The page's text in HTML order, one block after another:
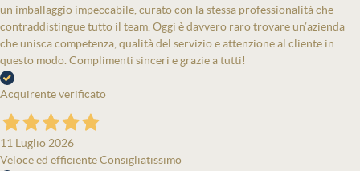
un imballaggio impeccabile, curato con la stessa professionalità che
contraddistingue tutto il team. Oggi è davvero raro trovare un’azienda
che unisca competenza, qualità del servizio e attenzione al cliente in
questo modo. Complimenti sinceri e grazie a tutti!
Acquirente verificato
11 Luglio 2026
Veloce ed efficiente Consigliatissimo